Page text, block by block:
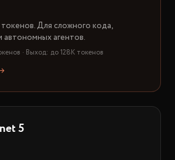
Для сложного кода,
автономных агентов.
· Выход: до 128K токенов
5